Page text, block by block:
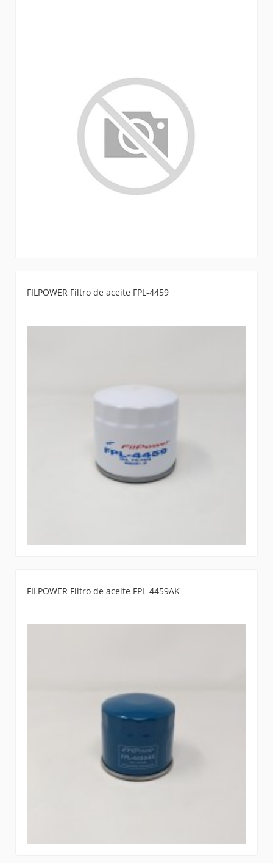
FILPOWER Filtro de aceite FPL-4459
FILPOWER Filtro de aceite FPL-4459AK